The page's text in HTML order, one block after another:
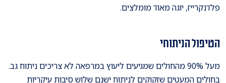
פלדנקרייז, יוגה מאוד מומלצים.
הטיפול הניתוחי
מעל 90% מהחולים שמגיעים ליעוץ במרפאה לא צריכים ניתוח גב.
בחולים המעטים שזקוקים לניתוח ישנם שלוש סיבות עיקריות